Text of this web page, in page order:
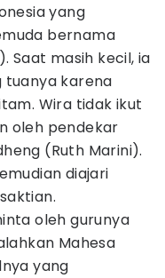
yang
bernama
Saat masih kecil, ia
tuanya karena
Wira tidak ikut
oleh pendekar
(Ruth Marini).
diajari
oleh gurunya
Mahesa
yang